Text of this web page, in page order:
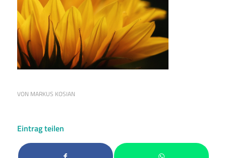
VON MARKUS KOSIAN
Eintrag teilen